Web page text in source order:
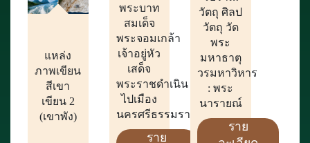
แหล่ง
ภาพเขียน
สีเขา
เขียน 2
(เขาพัง)
พระบาท
สมเด็จ
พระจอมเกล้า
เจ้าอยู่หัว
เสด็จ
พระราชดำเนิน
ไปเมือง
นครศรีธรรมราช
ราย
วัตถุ ศิลป
วัตถุ วัด
พระ
มหาธาตุ
วรมหาวิหาร
: พระ
นารายณ์
ราย